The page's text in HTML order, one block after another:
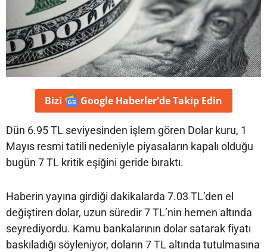
Bizi Google Haberler'deTakip Edin
Dün 6.95 TL seviyesinden işlem gören Dolar kuru, 1
Mayıs resmi tatili nedeniyle piyasaların kapalı olduğu
bugün 7 TL kritik eşiğini geride bıraktı.
Haberin yayına girdiği dakikalarda 7.03 TL’den el
değiştiren dolar, uzun süredir 7 TL’nin hemen altında
seyrediyordu. Kamu bankalarının dolar satarak fiyatı
baskıladığı söyleniyor, doların 7 TL altında tutulmasına